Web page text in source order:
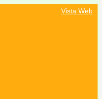
Vista Web